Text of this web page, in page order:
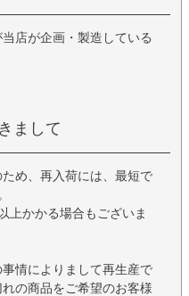
店が企画・製造している
まして
め、再入荷には、最短で
上かかる場合もございま
情によりまして再生産で
の商品をご希望のお客様